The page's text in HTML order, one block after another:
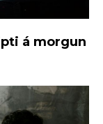
á morgun